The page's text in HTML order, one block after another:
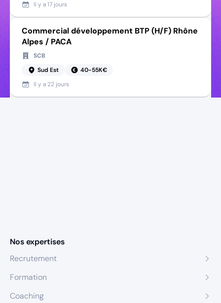
Il y a17 jours
Commercial développement BTP (H/F) Rhône
Alpes / PACA
SCB
Sud Est
40-55K€
Il y a 22 jours
Nos expertises
Recrutement
Formation
Coaching